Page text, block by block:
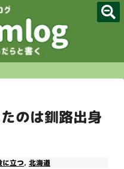
のは釧路出身
に立つ, 北海道